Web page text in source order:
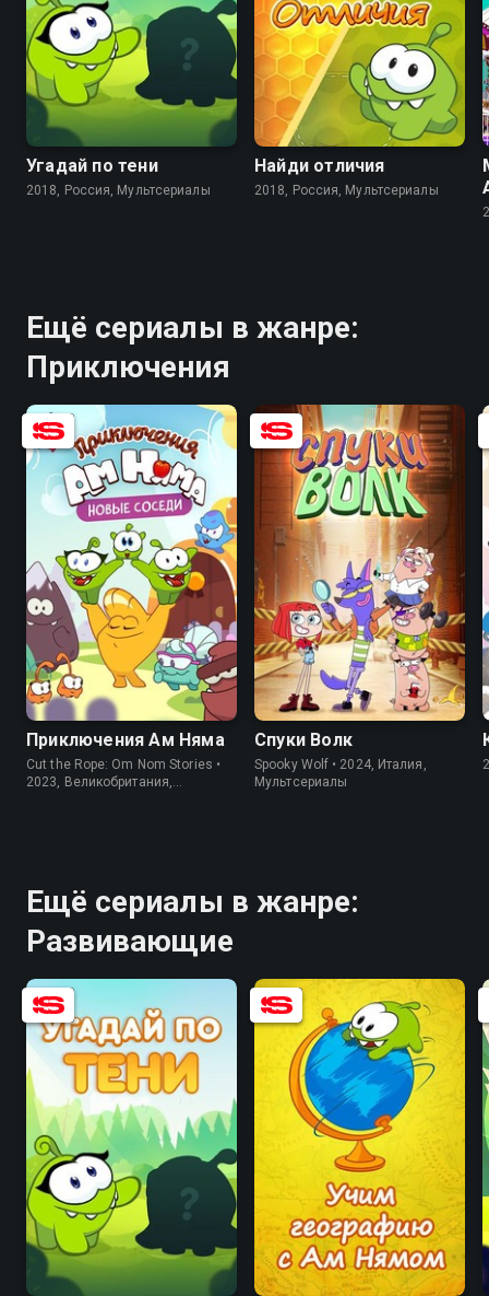
8.3
Угадай по тени
2018, Россия, Мультсериалы
Найди отличия
2018, Россия, Мультсериалы
Ещё сериалы в жанре:
Приключения
8.2
Приключения Ам Няма
Cut the Rope: Om Nom Stories •
2023, Великобритания,
Спуки Волк
Spooky Wolf • 2024, Италия,
Мультсериалы
Ещё сериалы в жанре:
Развивающие
8.3 8.5